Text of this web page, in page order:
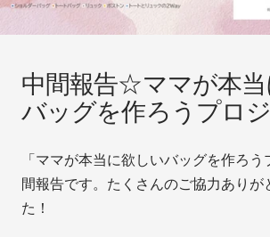
中間報告☆ママが本
バッグを作ろうプロ
「ママが本当に欲しいバッグを作ろ
間報告です。たくさんのご協力ありが
た！